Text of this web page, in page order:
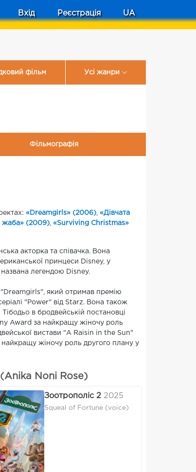
Вхід Реєстрація UA
фільм Усі жанри
Фільмографія
«Dreamgirls» (2006) «Дівчата
жаба» (2009) «Surviving Christmas»
акторка та співачка. Вона
принцеси Disney, у
легендою Disney.
який отримав премію
"Power" від Starz. Вона також
в бродвейській постановці
Award за найкращу жіночу роль
вистави "A Raisin in the Sun"
жіночу роль другого плану у
Noni Rose)
Зоотрополіс 2 2025
Squeal of Fortune (voice)